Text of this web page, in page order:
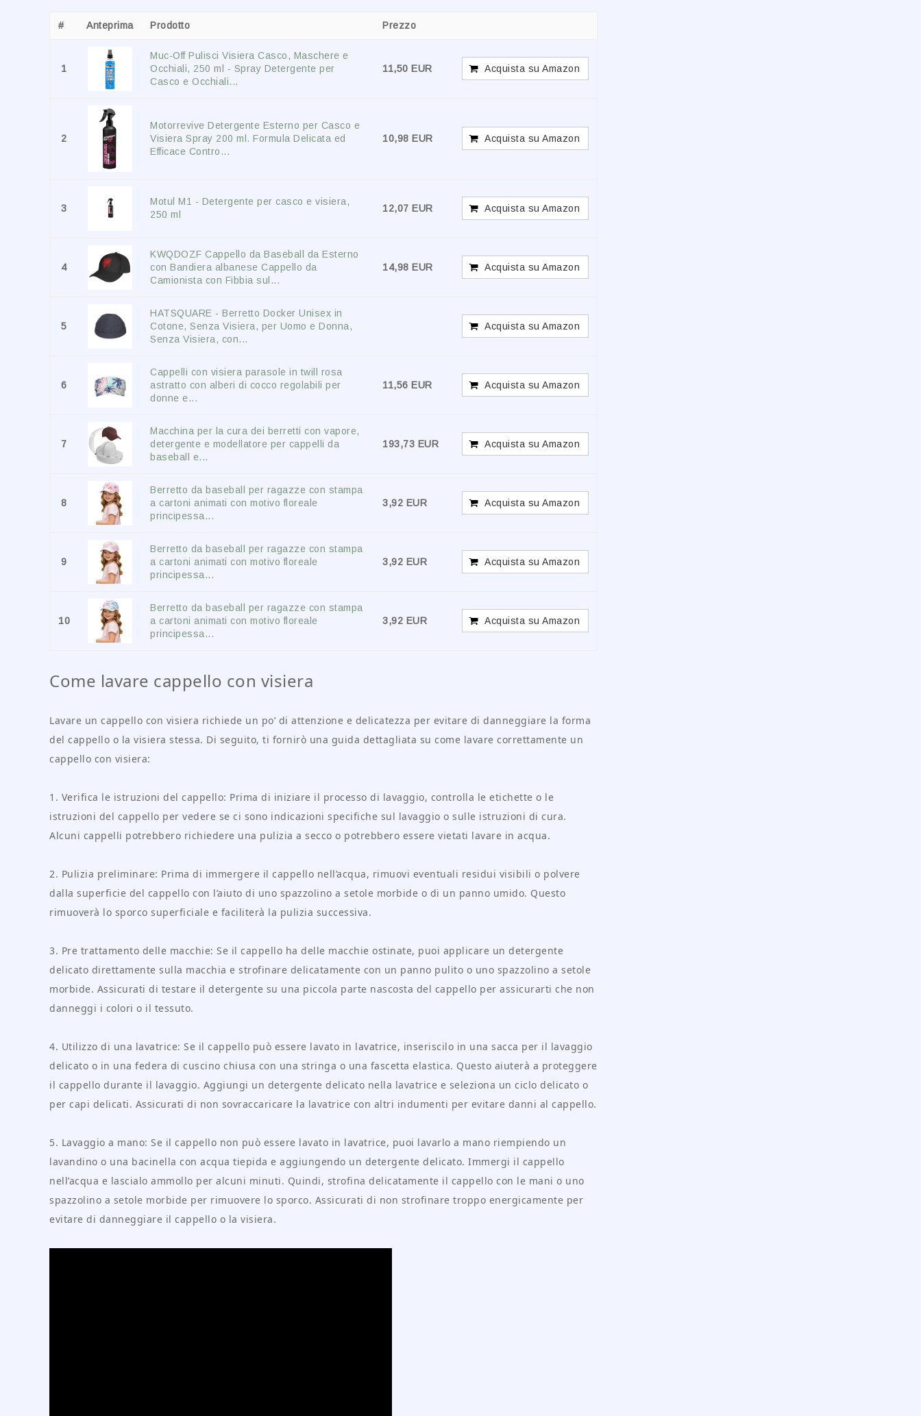
# Anteprima Prodotto Prezzo
1
Muc-Off Pulisci Visiera Casco, Maschere e
Occhiali, 250 ml - Spray Detergente per
Casco e Occhiali...
11,50 EUR Acquista su Amazon
2
Motorrevive Detergente Esterno per Casco e
Visiera Spray 200 ml. Formula Delicata ed
Efficace Contro...
10,98 EUR Acquista su Amazon
3
Motul M1 - Detergente per casco e visiera,
250 ml
12,07 EUR Acquista su Amazon
4
KWQDOZF Cappello da Baseball da Esterno
con Bandiera albanese Cappello da
Camionista con Fibbia sul...
14,98 EUR Acquista su Amazon
5
HATSQUARE - Berretto Docker Unisex in
Cotone, Senza Visiera, per Uomo e Donna,
Senza Visiera, con...
Acquista su Amazon
6
Cappelli con visiera parasole in twill rosa
astratto con alberi di cocco regolabili per
donne e...
11,56 EUR Acquista su Amazon
7
Macchina per la cura dei berretti con vapore,
detergente e modellatore per cappelli da
baseball e...
193,73 EUR Acquista su Amazon
8
Berretto da baseball per ragazze con stampa
a cartoni animati con motivo floreale
principessa...
3,92 EUR Acquista su Amazon
9
Berretto da baseball per ragazze con stampa
a cartoni animati con motivo floreale
principessa...
3,92 EUR Acquista su Amazon
10
Berretto da baseball per ragazze con stampa
a cartoni animati con motivo floreale
principessa...
3,92 EUR Acquista su Amazon
Come lavare cappello con visiera
Lavare un cappello con visiera richiede un po’ di attenzione e delicatezza per evitare di danneggiare la forma
del cappello o la visiera stessa. Di seguito, ti fornirò una guida dettagliata su come lavare correttamente un
cappello con visiera:
1. Verifica le istruzioni del cappello: Prima di iniziare il processo di lavaggio, controlla le etichette o le
istruzioni del cappello per vedere se ci sono indicazioni specifiche sul lavaggio o sulle istruzioni di cura.
Alcuni cappelli potrebbero richiedere una pulizia a secco o potrebbero essere vietati lavare in acqua.
2. Pulizia preliminare: Prima di immergere il cappello nell’acqua, rimuovi eventuali residui visibili o polvere
dalla superficie del cappello con l’aiuto di uno spazzolino a setole morbide o di un panno umido. Questo
rimuoverà lo sporco superficiale e faciliterà la pulizia successiva.
3. Pre trattamento delle macchie: Se il cappello ha delle macchie ostinate, puoi applicare un detergente
delicato direttamente sulla macchia e strofinare delicatamente con un panno pulito o uno spazzolino a setole
morbide. Assicurati di testare il detergente su una piccola parte nascosta del cappello per assicurarti che non
danneggi i colori o il tessuto.
4. Utilizzo di una lavatrice: Se il cappello può essere lavato in lavatrice, inseriscilo in una sacca per il lavaggio
delicato o in una federa di cuscino chiusa con una stringa o una fascetta elastica. Questo aiuterà a proteggere
il cappello durante il lavaggio. Aggiungi un detergente delicato nella lavatrice e seleziona un ciclo delicato o
per capi delicati. Assicurati di non sovraccaricare la lavatrice con altri indumenti per evitare danni al cappello.
5. Lavaggio a mano: Se il cappello non può essere lavato in lavatrice, puoi lavarlo a mano riempiendo un
lavandino o una bacinella con acqua tiepida e aggiungendo un detergente delicato. Immergi il cappello
nell’acqua e lascialo ammollo per alcuni minuti. Quindi, strofina delicatamente il cappello con le mani o uno
spazzolino a setole morbide per rimuovere lo sporco. Assicurati di non strofinare troppo energicamente per
evitare di danneggiare il cappello o la visiera.